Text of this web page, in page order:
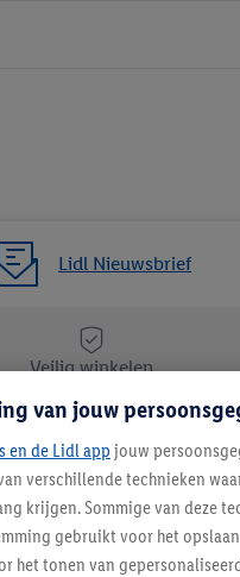
Lidl Nieuwsbrief
Veilig winkelen
Lidl Nieuwsbrief
Schrijf je in
Informatie
van jouw
en de Lidl app jouw
verschillende technieken
krijgen. Sommige van deze
gebruikt voor het
het tonen van